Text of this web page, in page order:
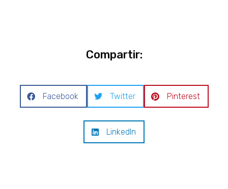
Compartir:
Facebook Twitter Pinterest
LinkedIn